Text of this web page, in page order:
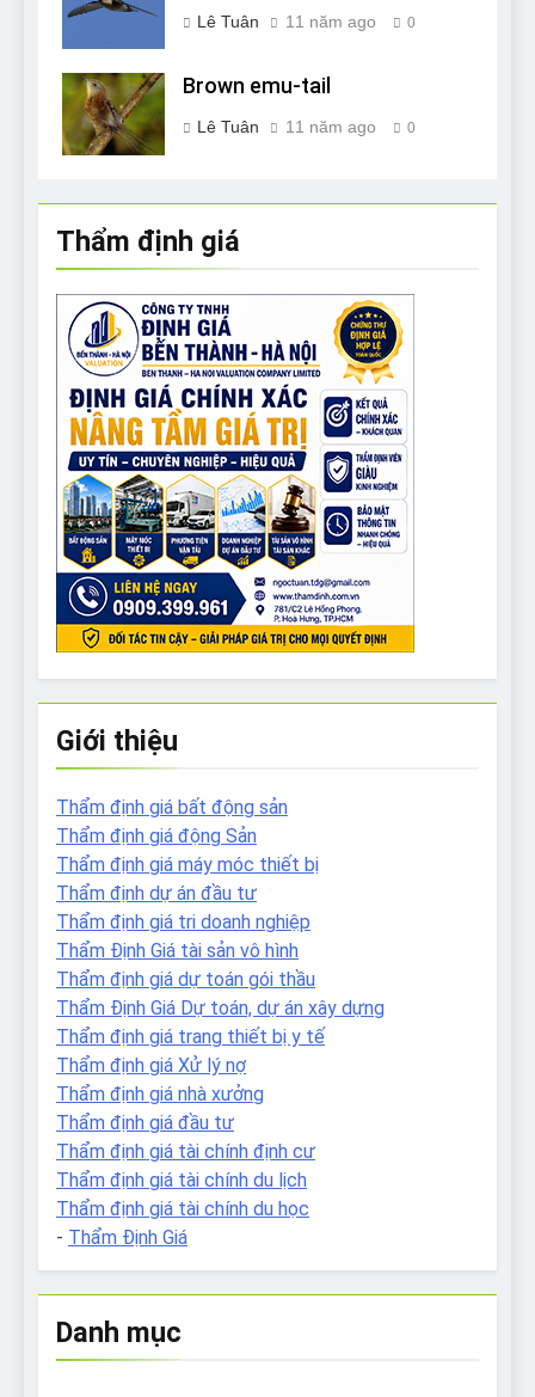
Lê Tuân 11 năm ago 0
Brown emu-tail
Lê Tuân 11 năm ago 0
Thẩm định giá
Giới thiệu
Thẩm định giá bất động sản
Thẩm định giá động Sản
Thẩm định giá máy móc thiết bị
Thẩm định dự án đầu tư
Thẩm định giá tri doanh nghiệp
Thẩm Định Giá tài sản vô hình
Thẩm định giá dự toán gói thầu
Thẩm Định Giá Dự toán, dự án xây dựng
Thẩm định giá trang thiết bị y tế
Thẩm định giá Xử lý nợ
Thẩm định giá nhà xưởng
Thẩm định giá đầu tư
Thẩm định giá tài chính định cư
Thẩm định giá tài chính du lịch
Thẩm định giá tài chính du học
- Thẩm Định Giá
Danh mục